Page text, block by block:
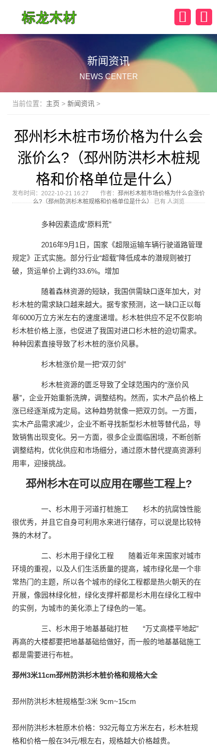
新闻资讯
NEWS CENTER
当前位置： 主页 > 新闻资讯 >
邳州杉木桩市场价格为什么会
涨价么?（邳州防洪杉木桩规
格和价格单位是什么）
发布时间：2022-10-21 16:27 作者： 邳州杉木桩市场价格为什么会涨价
么?（邳州防洪杉木桩规格和价格单位是什么）已有人浏览
多种因素造成“原料荒”
2016年9月1日，国家《超限运输车辆行驶道路管理
规定》正式实施。部分行业“超载”降低成本的潜规则被打
破，货运单价上调约33.6%。增加
随着森林资源的短缺，我国供需缺口逐年加大，对
杉木桩的需求缺口越来越大。据专家预测，这一缺口正以每
年6000万立方米左右的速度递增。杉木桩供应不足不仅影响
杉木桩价格上涨，也促进了我国对进口杉木桩的迫切需求。
种种因素直接导致了杉木桩的涨价风暴。
杉木桩涨价是一把“双刃剑”
杉木桩资源的匮乏导致了全球范围内的“涨价风
暴”，企业开始重新洗牌，调整结构。然而，实木产品价格上
涨已经逐渐成为定局。这种趋势就像一把双刃剑。一方面，
实木产品需求减少，企业不断寻找新型杉木桩等替代品，导
致销售出现变化。另一方面，很多企业面临困境，不断创新
调整结构，优化供应和市场细分，通过原木替代提高资源利
用率，迎接挑战。
邳州杉木在可以应用在哪些工程上?
一、杉木用于河道打桩施工 杉木的抗腐蚀性能
很优秀，并且它自身可利用水来进行储存，可以说是比较特
殊的木材了。
二、杉木用于绿化工程 随着近年来国家对城市
环境的重视，以及人们生活质量的提高，城市绿化是一个非
常热门的主题，所以各个城市的绿化工程都是热火朝天的在
开展，像园林绿化桩，绿化支撑杆都是杉木用在绿化工程中
的实例，为城市的美化添上了绿色的一笔。
三、杉木用于地基基础打桩 “万丈高楼平地起”
再高的大楼都要把地基基础给做好，而一般的地基基础施工
都是需要进行布桩。
邳州3米11cm邳州防洪杉木桩价格和规格大全
邳州防洪杉木桩规格型:3米 9cm~15cm
邳州防洪杉木桩原木价格：932元每立方米左右，杉木桩规
格和价格一般在34元/根左右，规格越大价格越贵。